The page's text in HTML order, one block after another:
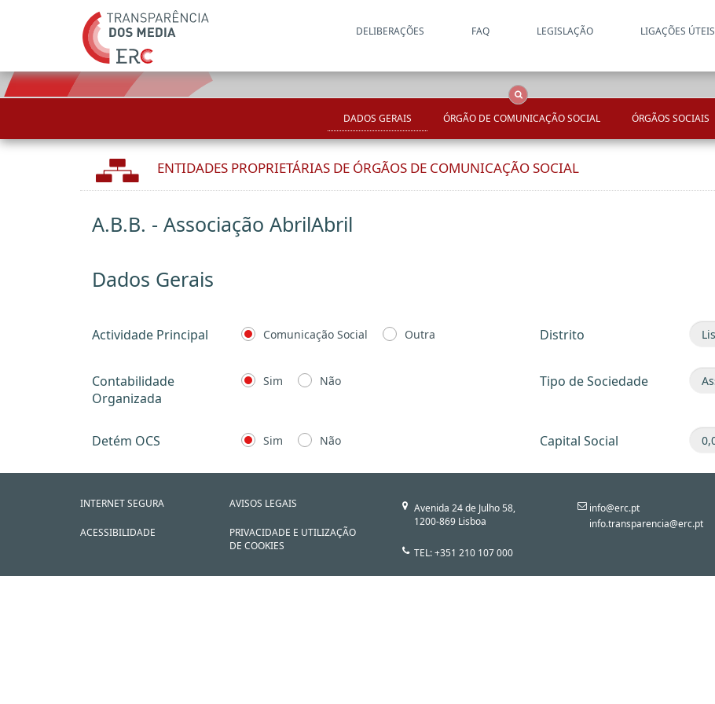
DELIBERAÇÕES FAQ LEGISLAÇÃO LIGAÇÕES ÚTEIS
DADOS GERAIS ÓRGÃO DE COMUNICAÇÃO SOCIAL ÓRGÃOS SOCIAIS
ENTIDADES PROPRIETÁRIAS DE ÓRGÃOS DE COMUNICAÇÃO SOCIAL
A.B.B. - Associação AbrilAbril
Dados Gerais
Actividade Principal Comunicação Social Outra Distrito
Contabilidade
Organizada
Sim Não Tipo de Sociedade
Detém OCS Sim Não Capital Social
INTERNET SEGURA
ACESSIBILIDADE
AVISOS LEGAIS
PRIVACIDADE E UTILIZAÇÃO
DE COOKIES
Avenida 24 de Julho 58,
1200-869 Lisboa
TEL: +351 210 107 000
info@erc.pt
info.transparencia@erc.pt